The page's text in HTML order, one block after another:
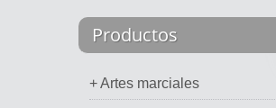
Productos
+ Artes marciales